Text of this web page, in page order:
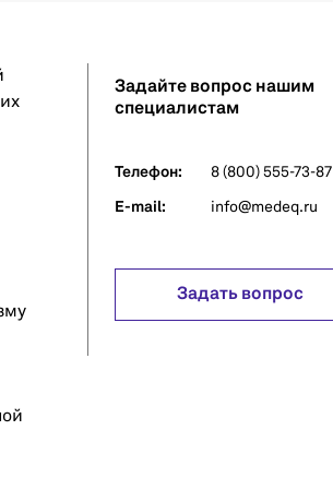
Задайте вопрос нашим
специалистам
Телефон: 8 (800) 555-73-87
E-mail: info@medeq.ru
Задать вопрос